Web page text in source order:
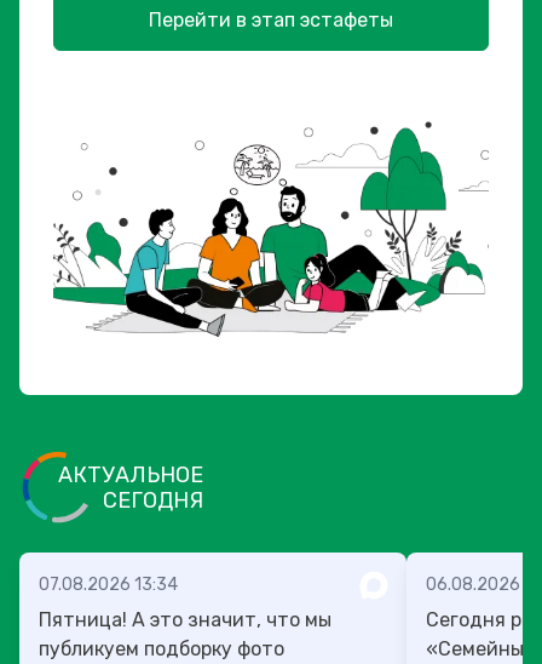
Перейти в этап эстафеты
АКТУАЛЬНОЕ
СЕГОДНЯ
07.08.2026 13:34
Пятница! А это значит, что мы
публикуем подборку фото
06.08.2026
Сегодня
«Семейный